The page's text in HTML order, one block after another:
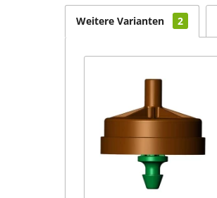
Weitere Varianten 2